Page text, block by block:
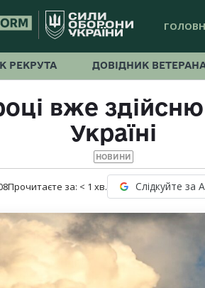
РЕКРУТА ДОВІДНИК
вже
Україні
НОВИНИ
Прочитаєте за: < 1 хв. Слідкуйте за